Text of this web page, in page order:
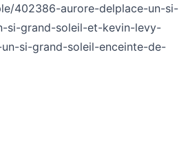
402386-aurore-delplace-un-si-
si-grand-soleil-et-kevin-levy-
si-grand-soleil-enceinte-de-